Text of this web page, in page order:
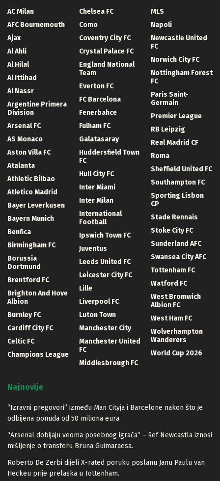
AC Milan
AFC Bournemouth
Ajax
Al Ahli
Al Hilal
Al Ittihad
Al Nassr
Argentine Primera
Division
Arsenal FC
AS Monaco
Aston Villa FC
Atalanta
Athletic Bilbao
Atletico Madrid
Bayer Leverkusen
Bayern Munich
Benfica
Birmingham FC
Borussia
Dortmund
Brentford FC
Brighton And Hove
Albion
Burnley FC
Cardiff City FC
Celtic FC
Champions League
Chelsea FC
Como
Coventry City FC
Crystal Palace FC
England National
Team
Everton FC
FC Barcelona
Fenerbahce
Fulham FC
Galatasaray
Huddersfield Town
FC
Hull City FC
Inter Miami
Inter Milan
International
Football
Ipswich Town FC
Juventus
Leeds United FC
Leicester City FC
Lille
Liverpool FC
Luton Town
Manchester City
Manchester United
FC
Middlesbrough FC
MLS
Napoli
Newcastle United
FC
Norwich City FC
Nottingham Forest
FC
Paris Saint-
Germain
Premier League
RB Leipzig
Real Madrid CF
Roma
Sheffield United FC
Southampton FC
Sporting Lisbon
CP
Stade Rennais
Stoke City FC
Sunderland AFC
Swansea City AFC
Tottenham FC
Watford FC
West Bromwich
Albion FC
West Ham FC
Wolverhampton
Wanderers
World Cup 2026
Najnovije
“Izravni pregovori” između Man Cityja i Barcelone nakon što je
odbijena ponuda od 50 miliona eura
“Arsenal dobijaju veoma posebnog igrača” – šef Newcastla iznosi
mišljenje o transferu Bruna Guimaraesa.
Roberto De Zerbi dijeli X-rated poruku poslanu Janu Paulu van
Heckeu prije prelaska u Tottenham.